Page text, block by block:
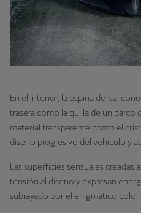
En el interior, la espina dorsal
trasera como la quilla de un barco
material transparente como el
diseño progresivo del vehículo y
Las superficies sensuales creadas
tensión al diseño y expresan
subrayado por el enigmático color